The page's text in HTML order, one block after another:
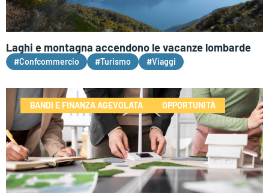
Laghi e montagna accendono le vacanze lombarde
#Confcommercio #Turismo #Viaggi
BANDI E FINANZA AGEVOLATA OPPORTUNITÀ